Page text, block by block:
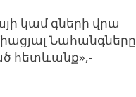
կամ գների վրա
Նահանգները
հետևանք»,-